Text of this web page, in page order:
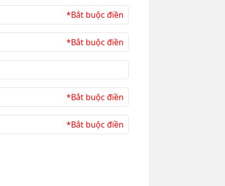
*Bắt buộc điền
*Bắt buộc điền
*Bắt buộc điền
*Bắt buộc điền